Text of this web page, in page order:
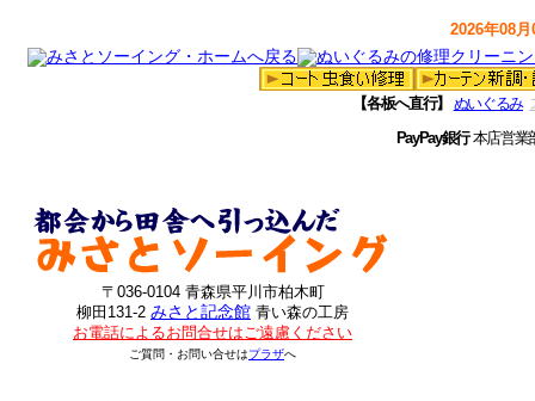
2026年08
【各板へ直行】 ぬいぐるみ
PayPay銀行本店営
〒036-0104 青森県平川市柏木町
柳田131-2 みさと記念館 青い森の工房
お電話によるお問合せはご遠慮ください
ご質問・お問い合せはプラザへ